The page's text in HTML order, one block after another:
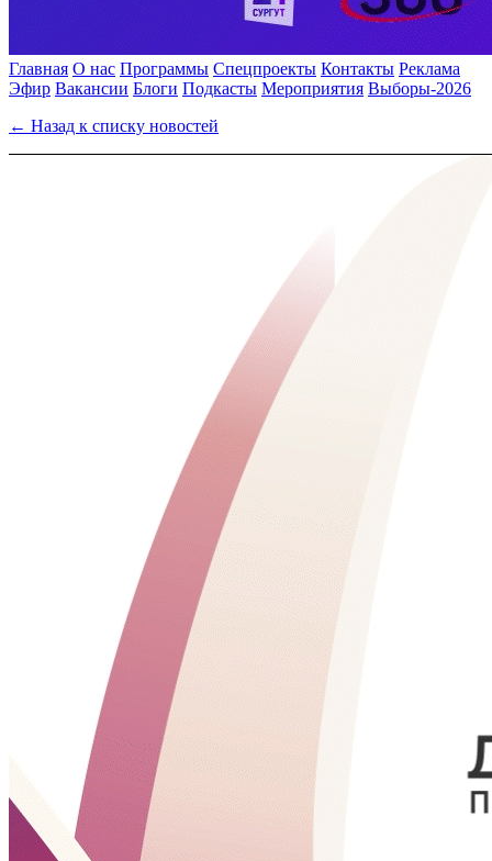
Главная О нас Программы Спецпроекты Контакты Реклама
Эфир Вакансии Блоги Подкасты Мероприятия Выборы-2026
← Назад к списку новостей